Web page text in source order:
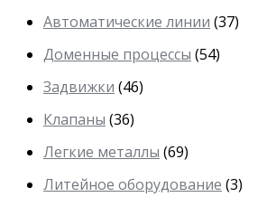
Автоматические линии (37)
Доменные процессы (54)
Задвижки (46)
Клапаны (36)
Легкие металлы (69)
Литейное оборудование (3)